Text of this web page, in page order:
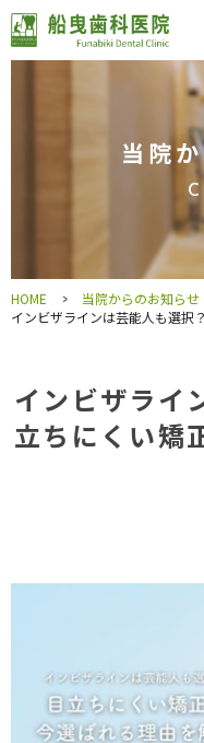
当院
HOME > 当院からのお知らせ
インビザラインは芸能人も選択
インビザライ
立ちにくい矯